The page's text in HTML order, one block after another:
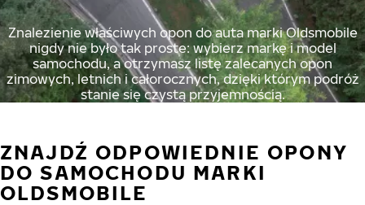
Znalezienie właściwych opon do auta marki Oldsmobile
nigdy nie było tak proste: wybierz markę i model
samochodu, a otrzymasz listę zalecanych opon
zimowych, letnich i całorocznych, dzięki którym podróż
stanie się czystą przyjemnością.
ZNAJDŹ ODPOWIEDNIE OPONY
DO SAMOCHODU MARKI
OLDSMOBILE